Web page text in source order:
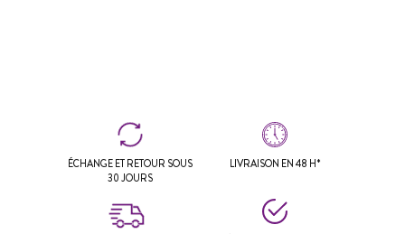
ÉCHANGE ET RETOUR SOUS
30 JOURS
LIVRAISON EN 48 H*